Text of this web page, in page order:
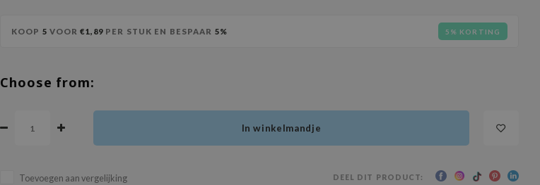
KOOP 5 VOOR€1,89 PER STUK EN BESPAAR 5% 5% KORTING
Choose from:
In winkelmandje
Toevoegen aan vergelijking DEEL DIT PRODUCT: